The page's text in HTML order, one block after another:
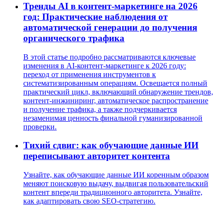
Тренды AI в контент-маркетинге на 2026
год: Практические наблюдения от
автоматической генерации до получения
органического трафика
В этой статье подробно рассматриваются ключевые
изменения в AI-контент-маркетинге к 2026 году:
переход от применения инструментов к
систематизированным операциям. Освещается полный
практический цикл, включающий обнаружение трендов,
контент-инжиниринг, автоматическое распространение
и получение трафика, а также подчеркивается
незаменимая ценность финальной гуманизированной
проверки.
Тихий сдвиг: как обучающие данные ИИ
переписывают авторитет контента
Узнайте, как обучающие данные ИИ коренным образом
меняют поисковую выдачу, выдвигая пользовательский
контент впереди традиционного авторитета. Узнайте,
как адаптировать свою SEO-стратегию.